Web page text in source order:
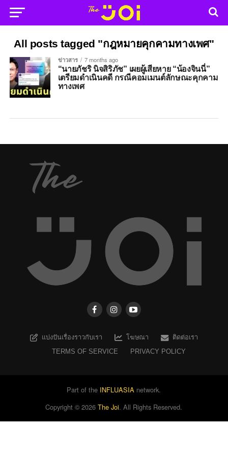
All posts tagged "กฎหมายคุกคามทางเพศ"
ข่าวสาร 7 months ago
“นายภัชริ นิจสิริภัช” เผยผู้เสียหาย “น้องจินนี่”
เตรียมดำเนินคดี กรณีคอมเมนต์ลักษณะคุกคาม
ทางเพศ
แบ่งปันเรื่องราวกับเรา โฆษณา
ติดต่อเรา
TERMS OF SERVICE
PRIVACY POLICY
Part of the INFLUASIA network.
Copyright ©2026 The Joi. All Rights Reserved.